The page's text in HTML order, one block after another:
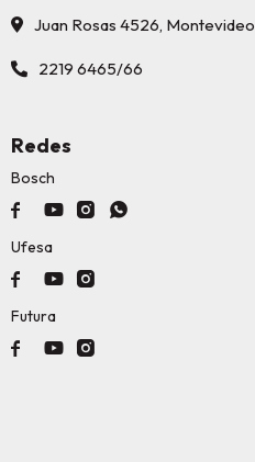
Juan Rosas 4526, Montevideo
2219 6465/66
Redes
Bosch
   
Ufesa
  
Futura
  